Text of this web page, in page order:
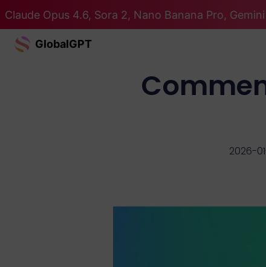
Claude Opus 4.6, Sora 2, Nano Banana Pro,
GlobalGPT
2026-